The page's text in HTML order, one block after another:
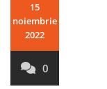
15
noiembrie
2022
0